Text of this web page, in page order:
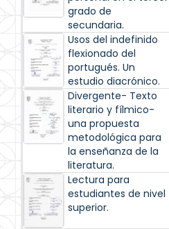
grado de
secundaria.
Usos del indefinido
flexionado del
portugués. Un
estudio diacrónico.
Divergente- Texto
literario y fílmico-
una propuesta
metodológica para
la enseñanza de la
literatura.
Lectura para
estudiantes de nivel
superior.